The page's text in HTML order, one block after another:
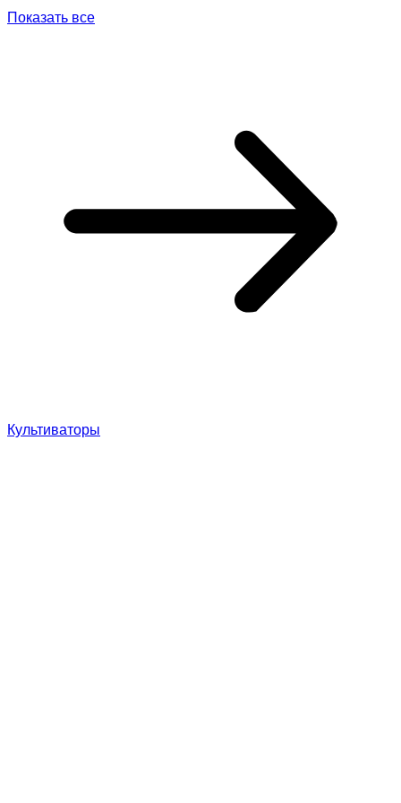
Показать все
Культиваторы